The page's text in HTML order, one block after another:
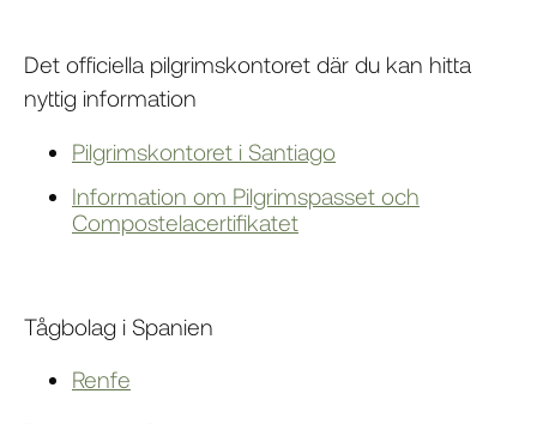
Det officiella pilgrimskontoret där du kan hitta
nyttig information
Pilgrimskontoret i Santiago
Information om Pilgrimspasset och
Compostelacertifikatet
Tågbolag i Spanien
Renfe